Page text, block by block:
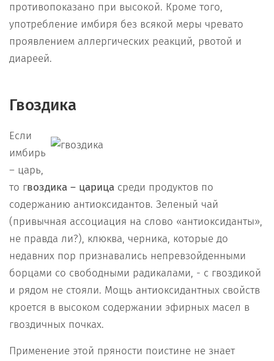
противопоказано при высокой. Кроме того,
употребление имбиря без всякой меры чревато
проявлением аллергических реакций, рвотой и
диареей.
Гвоздика
Если
имбирь
– царь,
то гвоздика – царица среди продуктов по
содержанию антиоксидантов. Зеленый чай
(привычная ассоциация на слово «антиоксиданты»,
не правда ли?), клюква, черника, которые до
недавних пор признавались непревзойденными
борцами со свободными радикалами, - с гвоздикой
и рядом не стояли. Мощь антиоксидантных свойств
кроется в высоком содержании эфирных масел в
гвоздичных почках.
Применение этой пряности поистине не знает